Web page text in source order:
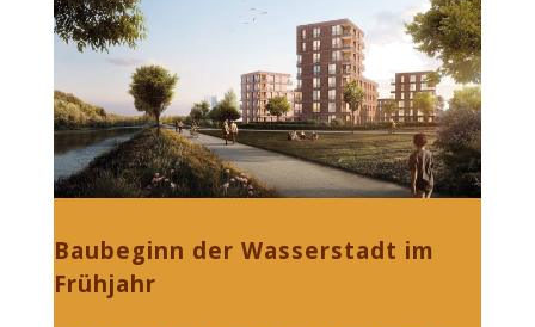
Baubeginn der Wasserstadt im
Frühjahr